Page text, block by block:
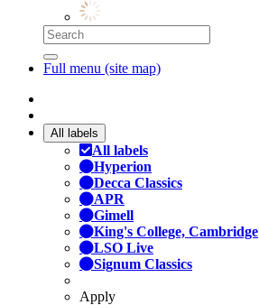
Full menu (site map)
All labels
All labels
Hyperion
Decca Classics
APR
Gimell
King's College, Cambridge
LSO Live
Signum Classics
Apply